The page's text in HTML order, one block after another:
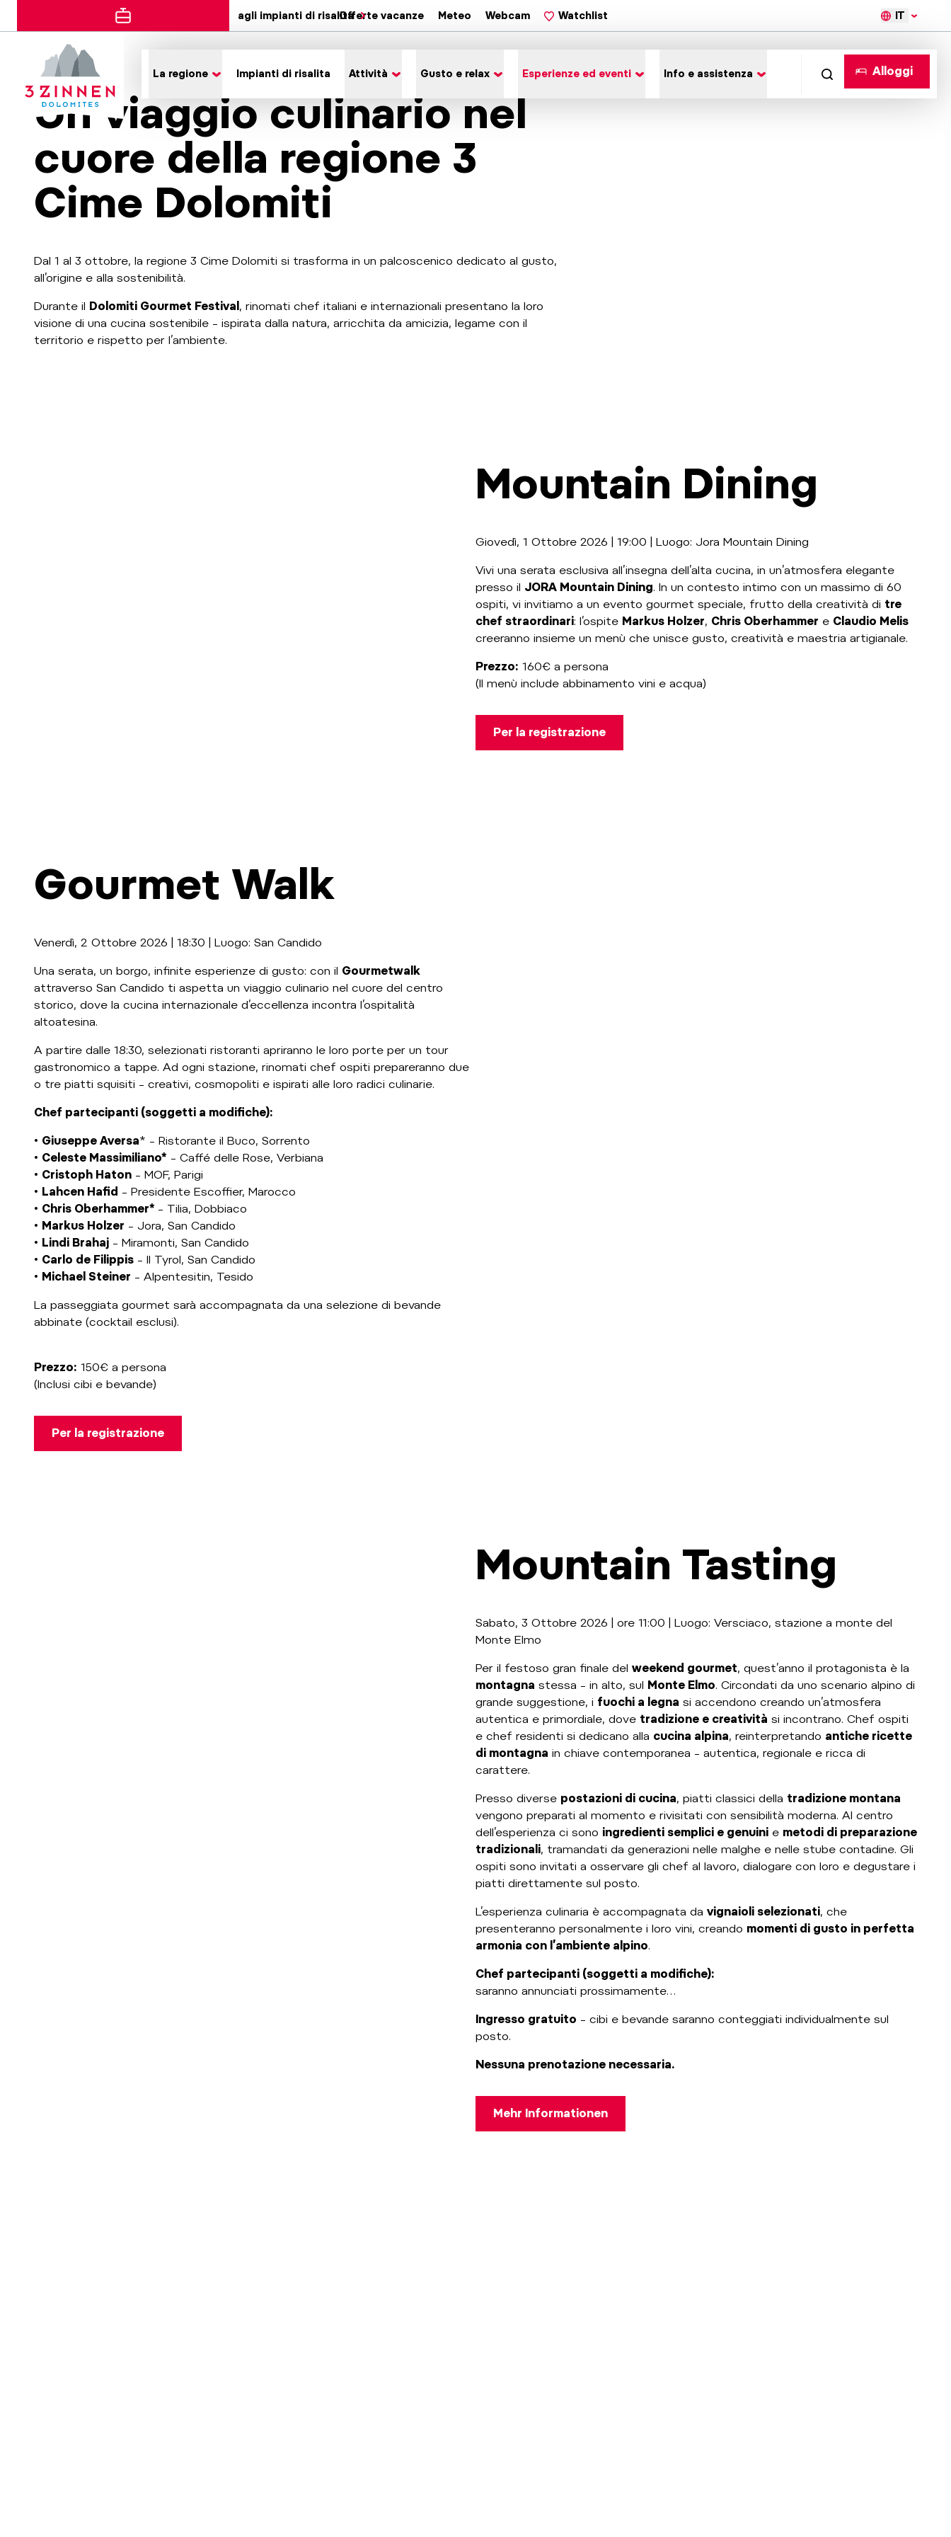
agli impianti di risalitaOfferte vacanze Meteo Webcam Watchlist IT
La regione Impianti di risalita Attività Gusto e relax Esperienze ed eventi Info e assistenza Alloggi
Un viaggio culinario nel
cuore della regione 3
Cime Dolomiti
Dal 1 al 3 ottobre, la regione 3 Cime Dolomiti si trasforma in un palcoscenico dedicato al gusto,
all’origine e alla sostenibilità.
Durante il Dolomiti Gourmet Festival , rinomati chef italiani e internazionali presentano la loro
visione di una cucina sostenibile – ispirata dalla natura, arricchita da amicizia, legame con il
territorio e rispetto per l’ambiente.
Mountain Dining
Giovedì, 1 Ottobre 2026 | 19:00 | Luogo: Jora Mountain Dining
Vivi una serata esclusiva all’insegna dell’alta cucina, in un’atmosfera elegante
presso il JORA Mountain Dining. In un contesto intimo con un massimo di 60
ospiti, vi invitiamo a un evento gourmet speciale, frutto della creatività di tre
chef straordinari: l’ospite Markus Holzer, Chris Oberhammer e Claudio Melis
creeranno insieme un menù che unisce gusto, creatività e maestria artigianale.
Prezzo: 160€ a persona
(Il menù include abbinamento vini e acqua)
Per la registrazione
Gourmet Walk
Venerdì, 2 Ottobre 2026 | 18:30 | Luogo: San Candido
Una serata, un borgo, infinite esperienze di gusto: con il Gourmetwalk
attraverso San Candido ti aspetta un viaggio culinario nel cuore del centro
storico, dove la cucina internazionale d’eccellenza incontra l’ospitalità
altoatesina.
A partire dalle 18:30, selezionati ristoranti apriranno le loro porte per un tour
gastronomico a tappe. Ad ogni stazione, rinomati chef ospiti prepareranno due
o tre piatti squisiti – creativi, cosmopoliti e ispirati alle loro radici culinarie.
Chef partecipanti (soggetti a modifiche):
• Giuseppe Aversa* – Ristorante il Buco, Sorrento
• Celeste Massimiliano* – Caffé delle Rose, Verbiana
• Cristoph Haton – MOF, Parigi
• Lahcen Hafid – Presidente Escoffier, Marocco
• Chris Oberhammer* – Tilia, Dobbiaco
• Markus Holzer – Jora, San Candido
• Lindi Brahaj – Miramonti, San Candido
• Carlo de Filippis – Il Tyrol, San Candido
• Michael Steiner – Alpentesitin, Tesido
La passeggiata gourmet sarà accompagnata da una selezione di bevande
abbinate (cocktail esclusi).
Prezzo: 150€ a persona
(Inclusi cibi e bevande)
Per la registrazione
Mountain Tasting
Sabato, 3 Ottobre 2026 | ore 11:00 | Luogo: Versciaco, stazione a monte del
Monte Elmo
Per il festoso gran finale del weekend gourmet, quest’anno il protagonista è la
montagna stessa – in alto, sul Monte Elmo. Circondati da uno scenario alpino di
grande suggestione, i fuochi a legna si accendono creando un’atmosfera
autentica e primordiale, dove tradizione e creatività si incontrano. Chef ospiti
e chef residenti si dedicano alla cucina alpina, reinterpretando antiche ricette
di montagna in chiave contemporanea – autentica, regionale e ricca di
carattere.
Presso diverse postazioni di cucina, piatti classici della tradizione montana
vengono preparati al momento e rivisitati con sensibilità moderna. Al centro
dell’esperienza ci sono ingredienti semplici e genuini e metodi di preparazione
tradizionali, tramandati da generazioni nelle malghe e nelle stube contadine. Gli
ospiti sono invitati a osservare gli chef al lavoro, dialogare con loro e degustare i
piatti direttamente sul posto.
L’esperienza culinaria è accompagnata da vignaioli selezionati, che
presenteranno personalmente i loro vini, creando momenti di gusto in perfetta
armonia con l’ambiente alpino.
Chef partecipanti (soggetti a modifiche):
saranno annunciati prossimamente…
Ingresso gratuito – cibi e bevande saranno conteggiati individualmente sul
posto.
Nessuna prenotazione necessaria.
Mehr Informationen